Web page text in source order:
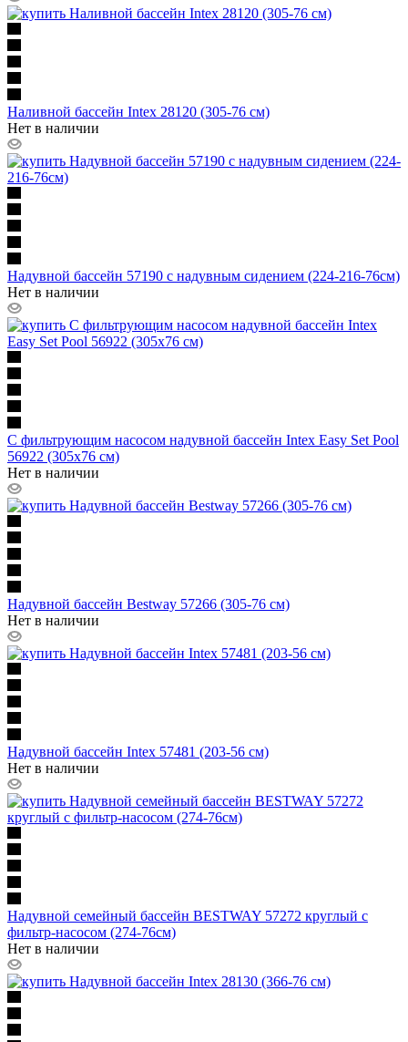
Наливной бассейн Intex 28120 (305-76 см)
Нет в наличии
Надувной бассейн 57190 с надувным сидением (224-216-76см)
Нет в наличии
С фильтрующим насосом надувной бассейн Intex Easy Set Pool
56922 (305х76 см)
Нет в наличии
Надувной бассейн Bestway 57266 (305-76 см)
Нет в наличии
Надувной бассейн Intex 57481 (203-56 см)
Нет в наличии
Надувной семейный бассейн BESTWAY 57272 круглый с
фильтр-насосом (274-76см)
Нет в наличии